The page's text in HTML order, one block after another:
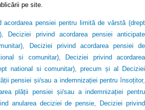
pe site.
acordarea pensiei pentru limită de vârstă (drept
Deciziei privind acordarea pensiei anticipate
Deciziei privind acordarea pensiei de
si comunitar), Deciziei privind acordarea
national si comunitar), precum și al Deciziei
pensiei și/sau a indemnizației pentru însoțitor,
plății pensiei și/sau a indemnizației pentru
anularea deciziei de pensie, Deciziei privind